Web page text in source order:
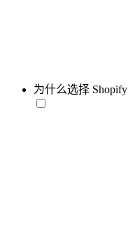
为什么选择 Shopify